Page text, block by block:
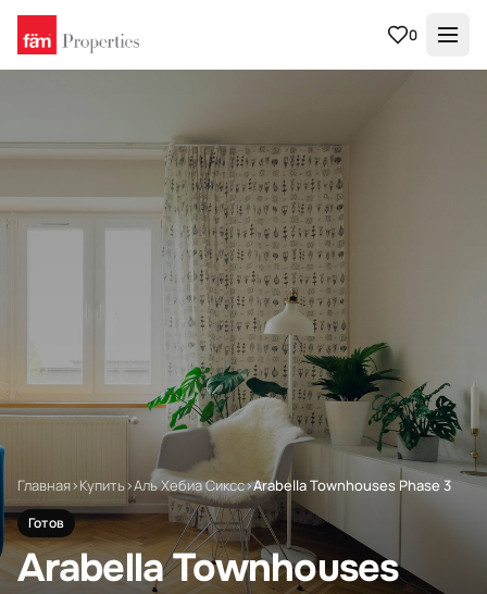
0
Главная›Купить›Аль Хебиа Сиксс›Arabella Townhouses Phase 3
Готов
Arabella Townhouses